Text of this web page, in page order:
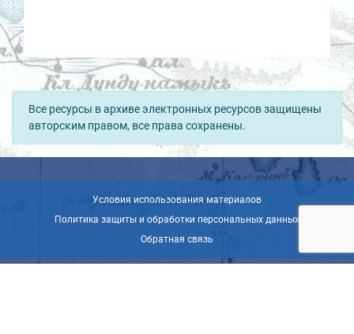
Все ресурсы в архиве электронных ресурсов защищены
авторским правом, все права сохранены.
Условия использования материалов
Политика защиты и обработки персональных данных
Обратная связь